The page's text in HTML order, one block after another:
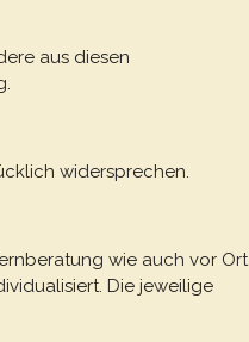
aus diesen
widersprechen.
wie auch vor Ort
Die jeweilige